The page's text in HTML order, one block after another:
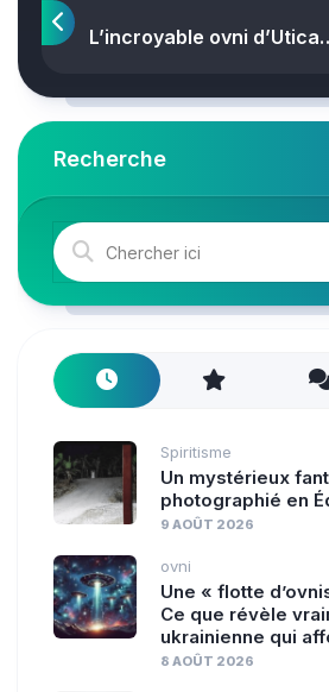
L’incroyable ovni
Recherche
Spiritisme
Un mystérieux
photographié en
9 AOÛT 2026
ovni
Une « flotte
Ce que révèle
ukrainienne qui
8 AOÛT 2026